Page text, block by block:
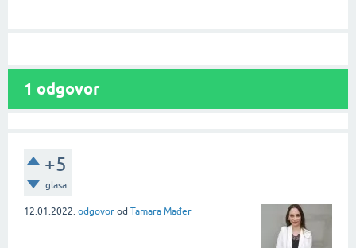
1 odgovor
+5
glasa
12.01.2022. odgovor od Tamara Mađer